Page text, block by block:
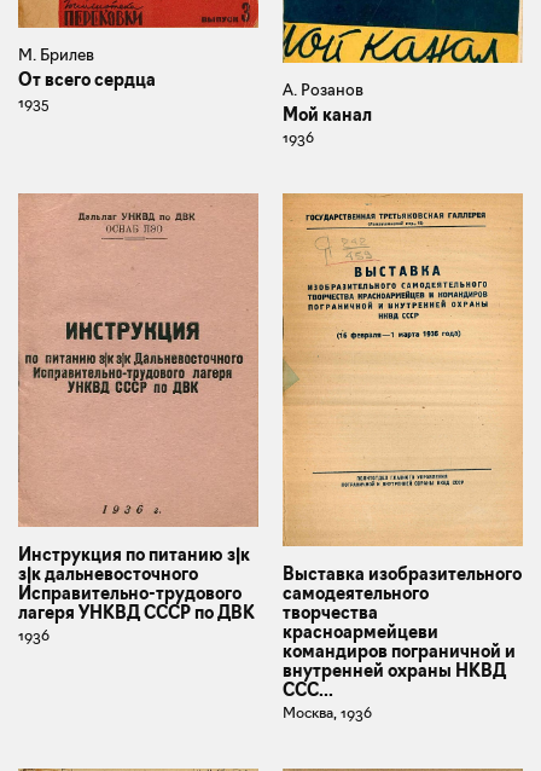
М. Брилев
От всего сердца
1935
А. Розанов
Мой канал
1936
Инструкция по питанию з|к
з|к дальневосточного
Исправительно-трудового
лагеря УНКВД СССР по ДВК
1936
Выставка изобразительного
самодеятельного
творчества
красноармейцеви
командиров пограничной и
внутренней охраны НКВД
ССС...
Москва, 1936